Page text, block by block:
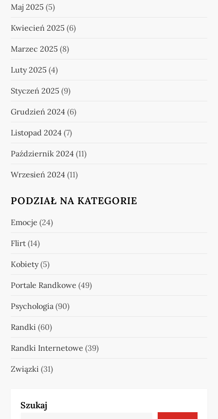
Maj 2025 (5)
Kwiecień 2025 (6)
Marzec 2025 (8)
Luty 2025 (4)
Styczeń 2025 (9)
Grudzień 2024 (6)
Listopad 2024 (7)
Październik 2024 (11)
Wrzesień 2024 (11)
PODZIAŁ NA KATEGORIE
Emocje (24)
Flirt (14)
Kobiety(5)
Portale Randkowe (49)
Psychologia (90)
Randki (60)
Randki Internetowe (39)
Związki (31)
Szukaj